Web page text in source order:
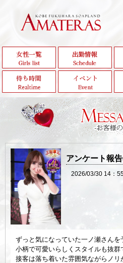
アンケート報
2026/03/30 14：
ずっと気になっていた一ノ瀬さんを
小柄で可愛いらしくスタイルも抜群
接客は落ち着いた雰囲気ながらノリ